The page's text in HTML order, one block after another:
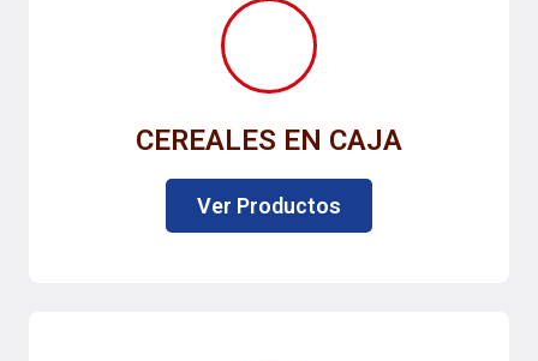
CEREALES EN CAJA
Ver Productos